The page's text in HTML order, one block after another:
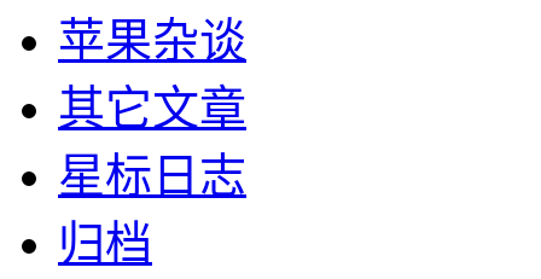
苹果杂谈
其它文章
星标日志
归档